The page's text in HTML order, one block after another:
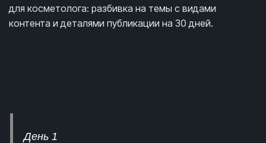
для косметолога: разбивка на темы с видами
контента и деталями публикации на 30 дней.
День 1